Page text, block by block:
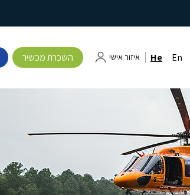
En
He איזור אישי השכרת מכשיר